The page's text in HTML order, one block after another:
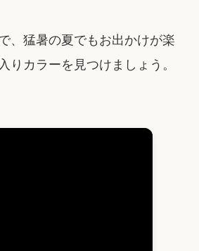
、猛暑の夏でもお出かけが楽
りカラーを見つけましょう。